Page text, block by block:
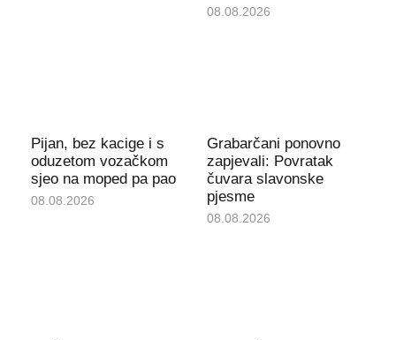
08.08.2026
Pijan, bez kacige i s
oduzetom vozačkom
sjeo na moped pa pao
08.08.2026
Grabarčani ponovno
zapjevali: Povratak
čuvara slavonske
pjesme
08.08.2026